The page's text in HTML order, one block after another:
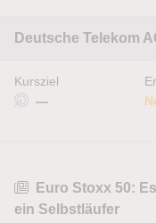
Deutsche Telekom
Kursziel
—
Euro Stoxx 50:
ein Selbstläufer